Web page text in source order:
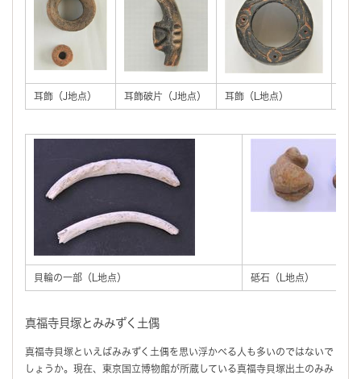
耳飾（J地点） 耳飾破片（J地点） 耳飾（L地点）
貝輪の一部（L地点） 砥石（L地点）
真福寺貝塚とみみずく土偶
真福寺貝塚といえばみみずく土偶を思い浮かべる人も多いのではないで
しょうか。現在、東京国立博物館が所蔵している真福寺貝塚出土のみみ